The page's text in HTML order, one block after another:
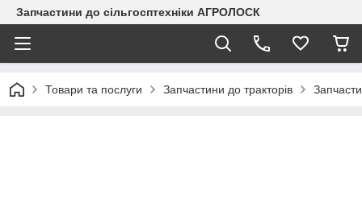
Запчастини до сільгосптехніки АГРОЛОСК
Товари та послуги Запчастини до тракторів